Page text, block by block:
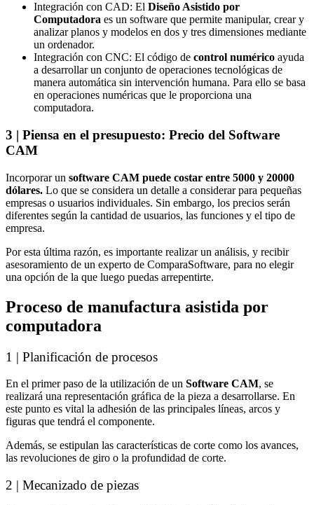
Integración con CAD: El Diseño Asistido por
Computadora es un software que permite manipular, crear y
analizar planos y modelos en dos y tres dimensiones mediante
un ordenador.
Integración con CNC: El código de control numérico ayuda
a desarrollar un conjunto de operaciones tecnológicas de
manera automática sin intervención humana. Para ello se basa
en operaciones numéricas que le proporciona una
computadora.
3 | Piensa en el presupuesto: Precio del Software
CAM
Incorporar un software CAM puede costar entre 5000 y 20000
dólares. Lo que se considera un detalle a considerar para pequeñas
empresas o usuarios individuales. Sin embargo, los precios serán
diferentes según la cantidad de usuarios, las funciones y el tipo de
empresa.
Por esta última razón, es importante realizar un análisis, y recibir
asesoramiento de un experto de ComparaSoftware, para no elegir
una opción de la que luego puedas arrepentirte.
Proceso de manufactura asistida por
computadora
1 | Planificación de procesos
En el primer paso de la utilización de un Software CAM, se
realizará una representación gráfica de la pieza a desarrollarse. En
este punto es vital la adhesión de las principales líneas, arcos y
figuras que tendrá el componente.
Además, se estipulan las características de corte como los avances,
las revoluciones de giro o la profundidad de corte.
2 | Mecanizado de piezas